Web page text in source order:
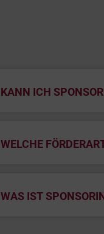
KANN ICH
WELCHE
WAS IST